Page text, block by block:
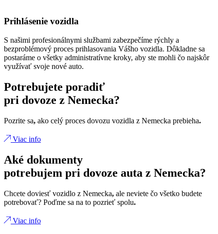
Prihlásenie vozidla
S našimi profesionálnymi službami zabezpečíme rýchly a
bezproblémový proces prihlasovania Vášho vozidla. Dôkladne sa
postaráme o všetky administratívne kroky, aby ste mohli čo najskôr
využívať svoje nové auto.
Potrebujete poradiť
pri dovoze z Nemecka?
Pozrite sa, ako celý proces dovozu vozidla z Nemecka prebieha.
Viac info
Aké dokumenty
potrebujem pri dovoze auta z Nemecka?
Chcete doviesť vozidlo z Nemecka, ale neviete čo všetko budete
potrebovať? Poďme sa na to pozrieť spolu.
Viac info